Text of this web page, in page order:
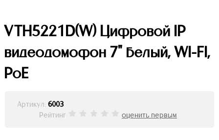
VTH5221D(W) Цифровой IP
видеодомофон 7" белый, WI-FI,
PoE
Артикул: 6003
Рейтинг
оценить первым